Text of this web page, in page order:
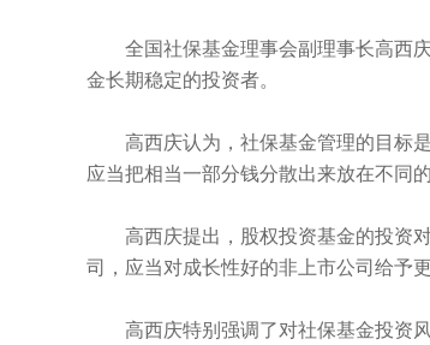
全国社保基金理事会副理事长高西庆
金长期稳定的投资者。
高西庆认为，社保基金管理的目标是
应当把相当一部分钱分散出来放在不同
高西庆提出，股权投资基金的投资
司，应当对成长性好的非上市公司给予更
高西庆特别强调了对社保基金投资风